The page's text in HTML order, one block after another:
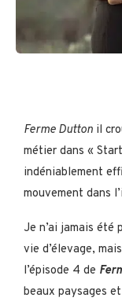
Ferme Dutton il
métier dans «
indéniablement
mouvement dans
Je n’ai jamais
vie d’élevage,
l’épisode 4 de
beaux paysages